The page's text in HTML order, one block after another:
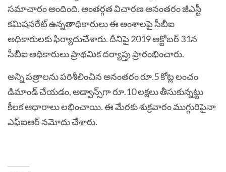
సమాచారం అందింది. అంతర్గత విచారణ అనంతరం జీఎస్టీ
కమిషనరేట్‌ ఉన్నతాధికారులు ఈ అంశాలపై సీబీఐ
అధికారులకు ఫిర్యాదుచేశారు. దీనిపై 2019 అక్టోబర్‌ 31న
సీబీఐ అధికారులు ప్రాథమిక దర్యాప్తు ప్రారంభించారు.
అన్ని పత్రాలను పరిశీలించిన అనంతరం రూ.5 కోట్ల లంచం
డిమాండ్‌ చేయడం, అడ్వాన్స్‌గా రూ.10 లక్షలు తీసుకున్నట్టు
కీలక ఆధారాలు లభించాయి. ఈ మేరకు శుక్రవారం ముగ్గురిపైనా
ఎఫ్‌ఐఆర్‌ నమోదు చేశారు.